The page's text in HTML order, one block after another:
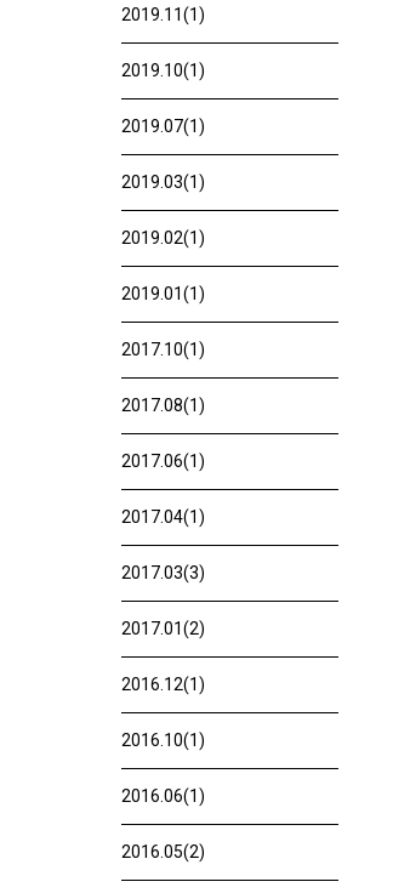
2019.11(1)
2019.10(1)
2019.07(1)
2019.03(1)
2019.02(1)
2019.01(1)
2017.10(1)
2017.08(1)
2017.06(1)
2017.04(1)
2017.03(3)
2017.01(2)
2016.12(1)
2016.10(1)
2016.06(1)
2016.05(2)